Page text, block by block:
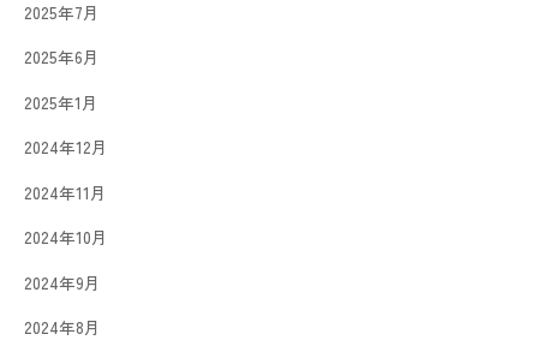
2025年7月
2025年6月
2025年1月
2024年12月
2024年11月
2024年10月
2024年9月
2024年8月